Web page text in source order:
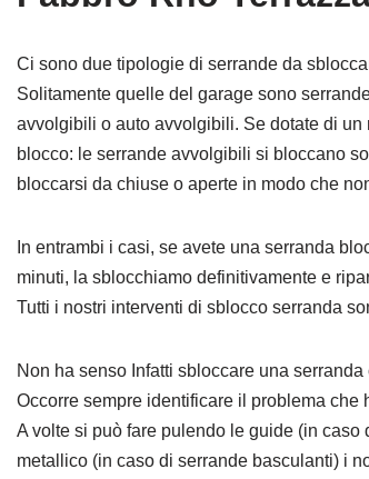
Ci sono due tipologie di serrande da
Solitamente quelle del garage sono
avvolgibili o auto avvolgibili. Se dotate di un
blocco: le serrande avvolgibili si bloccano
bloccarsi da chiuse o aperte in modo che
In entrambi i casi, se avete una serranda
minuti, la sblocchiamo definitivamente e
Tutti i nostri interventi di sblocco serranda
Non ha senso Infatti sbloccare una
Occorre sempre identificare il problema che
A volte si può fare pulendo le guide (in
metallico (in caso di serrande basculanti) i